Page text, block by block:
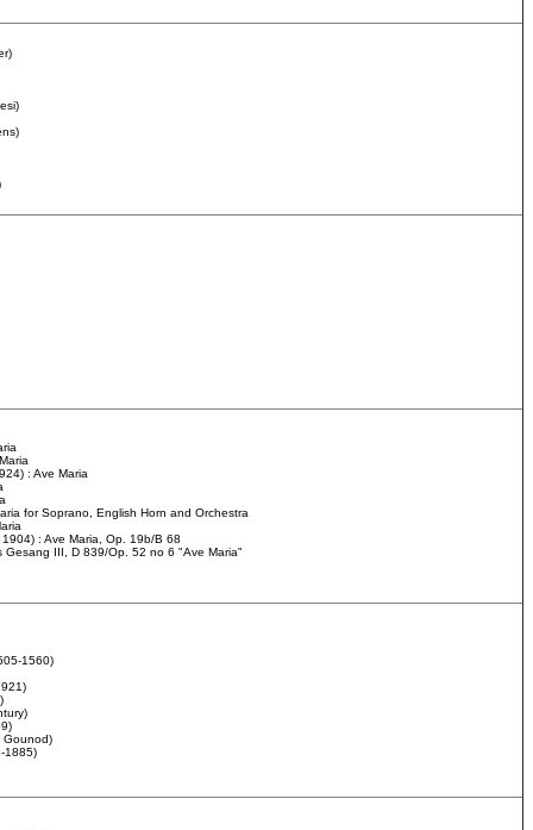
: Ave Maria
for Soprano, English Horn and Orchestra
: Ave Maria, Op. 19b/B 68
Gesang III, D 839/Op. 52 no 6 "Ave Maria"
1560)
Gounod)
1885)